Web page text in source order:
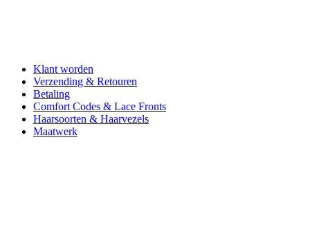
Klant worden
Verzending & Retouren
Betaling
Comfort Codes & Lace Fronts
Haarsoorten & Haarvezels
Maatwerk